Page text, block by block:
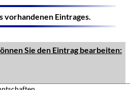
vorhandenen Eintrages.
Sie den Eintrag bearbeiten: